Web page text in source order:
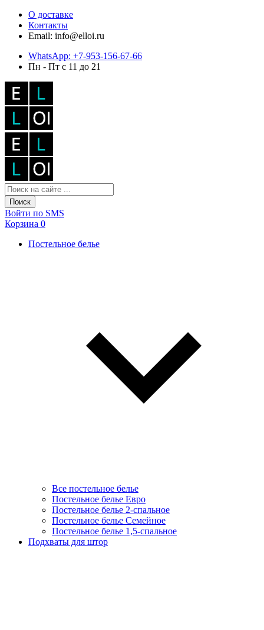
О доставке
Контакты
Email: info@elloi.ru
WhatsApp: +7-953-156-67-66
Пн - Пт с 11 до 21
Поиск
Войти по SMS
Корзина 0
Постельное белье
Все постельное белье
Постельное белье Евро
Постельное белье 2-спальное
Постельное белье Семейное
Постельное белье 1,5-спальное
Подхваты для штор